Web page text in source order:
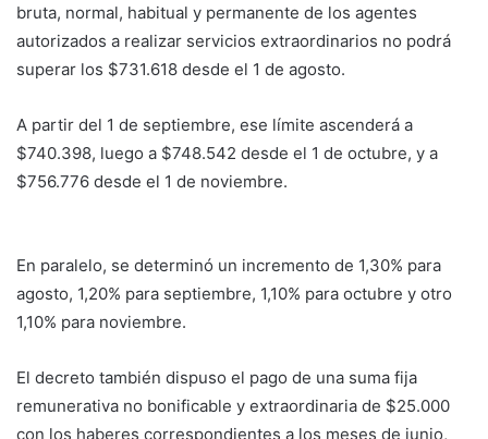
bruta, normal, habitual y permanente de los agentes
autorizados a realizar servicios extraordinarios no podrá
superar los $731.618 desde el 1 de agosto.
A partir del 1 de septiembre, ese límite ascenderá a
$740.398, luego a $748.542 desde el 1 de octubre, y a
$756.776 desde el 1 de noviembre.
En paralelo, se determinó un incremento de 1,30% para
agosto, 1,20% para septiembre, 1,10% para octubre y otro
1,10% para noviembre.
El decreto también dispuso el pago de una suma fija
remunerativa no bonificable y extraordinaria de $25.000
con los haberes correspondientes a los meses de junio,